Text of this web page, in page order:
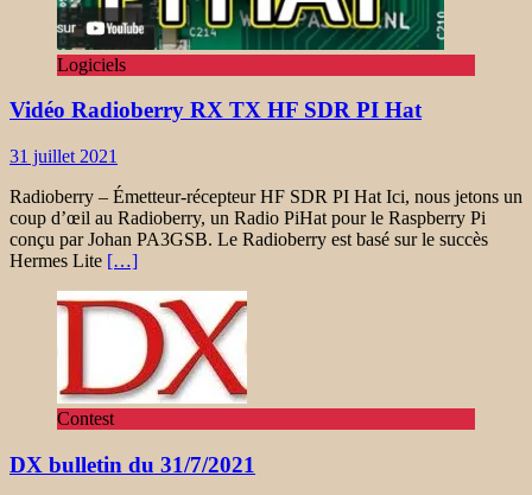
Logiciels
Vidéo Radioberry RX TX HF SDR PI Hat
31 juillet 2021
Radioberry – Émetteur-récepteur HF SDR PI Hat Ici, nous jetons un
coup d’œil au Radioberry, un Radio PiHat pour le Raspberry Pi
conçu par Johan PA3GSB. Le Radioberry est basé sur le succès
Hermes Lite […]
Contest
DX bulletin du 31/7/2021